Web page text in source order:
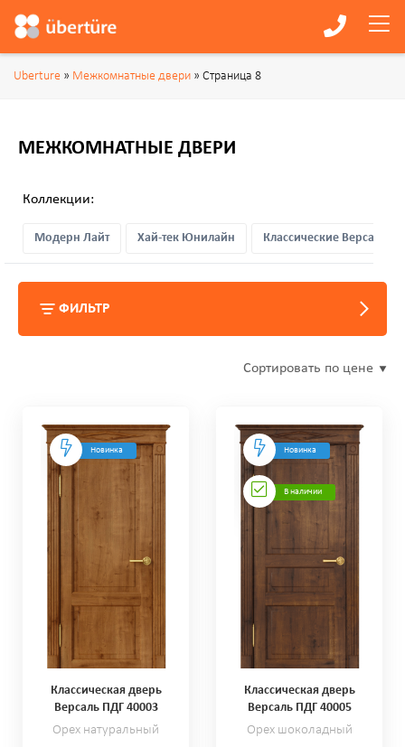
Uberture » Межкомнатные двери » Страница 8
ФИЛЬТР
Сортировать по цене
МЕЖКОМНАТНЫЕ ДВЕРИ
Коллекции:
Модерн Лайт Хай-тек Юнилайн Классические Версаль
Новинка
Классическая дверь
Версаль ПДГ 40003
Орех натуральный
Новинка
В наличии
Классическая дверь
Версаль ПДГ 40005
Орех шоколадный